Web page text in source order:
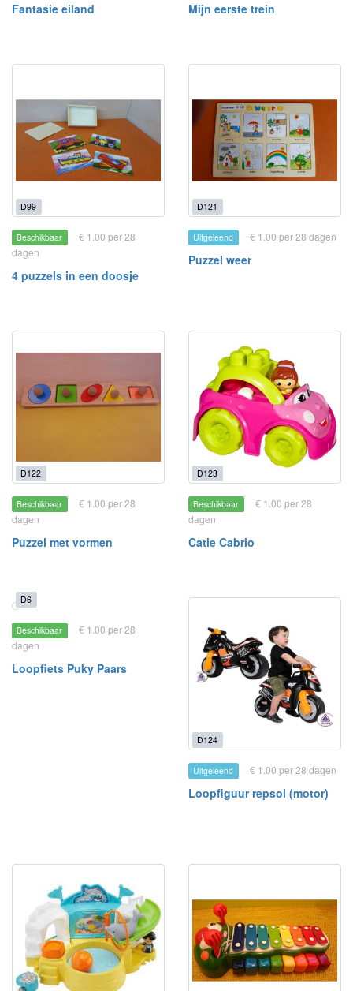
Fantasie eiland Mijn eerste trein
D99
Beschikbaar
€ 1.00 per 28
dagen
4 puzzels in een doosje
D121
Uitgeleend € 1.00 per 28 dagen
Puzzel weer
D122
Beschikbaar
€ 1.00 per 28
dagen
Puzzel met vormen
D123
Beschikbaar
€ 1.00 per 28
dagen
Catie Cabrio
D6
Beschikbaar
€ 1.00 per 28
dagen
Loopfiets Puky Paars
D124
Uitgeleend € 1.00 per 28 dagen
Loopfiguur repsol (motor)